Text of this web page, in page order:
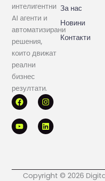
интелигентни
AI агенти и
автоматизирани
решения,
които движат
реални
бизнес
резултати.
F
a
c
e
b
o
I
n
s
t
a
g
Y
o
u
t
u
b
L
i
n
k
e
d
За нас
Новини
Контакти
Copyright © 2026